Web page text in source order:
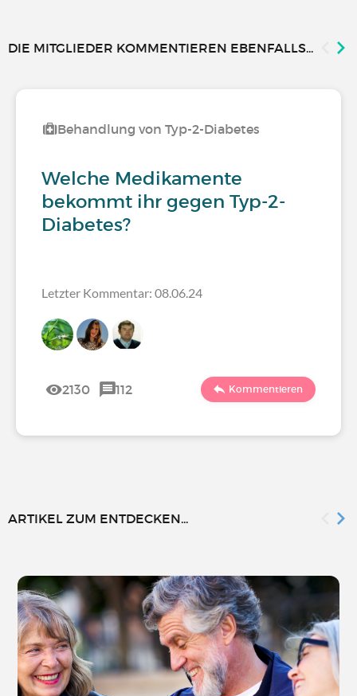
DIE MITGLIEDER KOMMENTIEREN EBENFALLS...
Behandlung von Typ-2-Diabetes
Welche Medikamente
bekommt ihr gegen Typ-2-
Diabetes?
Letzter Kommentar: 08.06.24
2130 112 Kommentieren
ARTIKEL ZUM ENTDECKEN...